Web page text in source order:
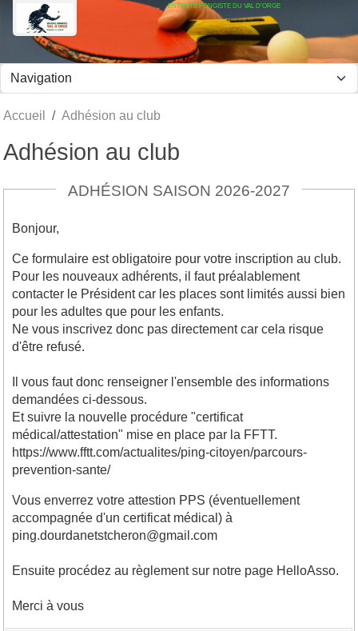
ENTENTE PONGISTE DU VAL D'ORGE
Accueil Adhésion au club
Adhésion au club
ADHÉSION SAISON 2026-2027
Bonjour,
Ce formulaire est obligatoire pour votre inscription au club.
Pour les nouveaux adhérents, il faut préalablement
contacter le Président car les places sont limités aussi bien
pour les adultes que pour les enfants.
Ne vous inscrivez donc pas directement car cela risque
d'être refusé.
Il vous faut donc renseigner l'ensemble des informations
demandées ci-dessous.
Et suivre la nouvelle procédure "certificat
médical/attestation" mise en place par la FFTT.
https://www.fftt.com/actualites/ping-citoyen/parcours-
prevention-sante/
Vous enverrez votre attestion PPS (éventuellement
accompagnée d'un certificat médical) à
ping.dourdanetstcheron@gmail.com
Ensuite procédez au règlement sur notre page HelloAsso.
Merci à vous
Panneau de gestion des cookies